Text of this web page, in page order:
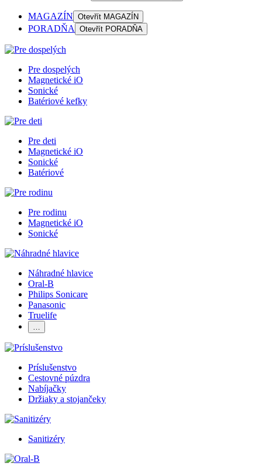
MAGAZÍN Otevřít MAGAZÍN
PORADŇA Otevřít PORADŇA
Pre dospelých
Magnetické iO
Sonické
Batériové kefky
Pre deti
Magnetické iO
Sonické
Batériové
Pre rodinu
Magnetické iO
Sonické
Náhradné hlavice
Oral-B
Philips Sonicare
Panasonic
Truelife
…
Príslušenstvo
Cestovné púzdra
Nabíjačky
Držiaky a stojančeky
Sanitizéry